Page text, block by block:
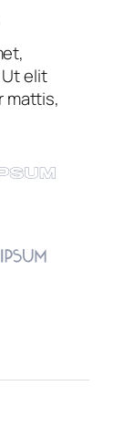
elit
mattis,